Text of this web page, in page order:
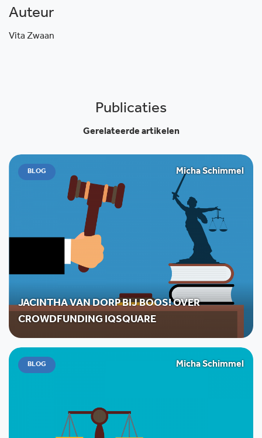
Auteur
Vita Zwaan
Publicaties
Gerelateerde artikelen
BLOG Micha Schimmel
JACINTHA VAN DORP BIJ BOOS! OVER
CROWDFUNDING IQSQUARE
BLOG Micha Schimmel